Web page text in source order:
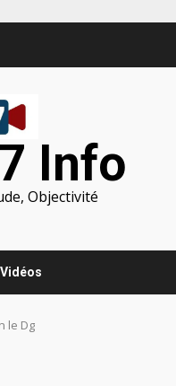
Info
Objectivité
Vidéos
le Dg